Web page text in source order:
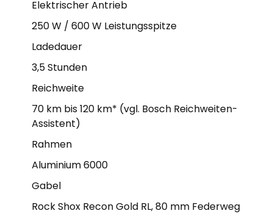
Elektrischer Antrieb
250 W / 600 W Leistungsspitze
Ladedauer
3,5 Stunden
Reichweite
70 km bis 120 km* (vgl. Bosch Reichweiten-
Assistent)
Rahmen
Aluminium 6000
Gabel
Rock Shox Recon Gold RL, 80 mm Federweg